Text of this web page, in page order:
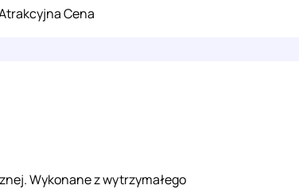
Cena
Wykonane z wytrzymałego